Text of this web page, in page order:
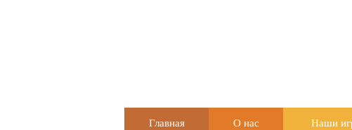
Главная О нас Наши